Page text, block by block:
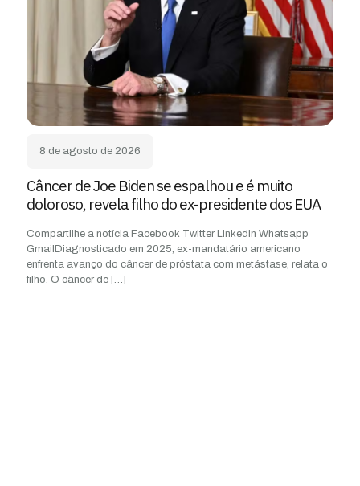
8 de agosto de 2026
Câncer de Joe Biden se espalhou e é muito
doloroso, revela filho do ex-presidente dos EUA
Compartilhe a notícia Facebook Twitter Linkedin Whatsapp
GmailDiagnosticado em 2025, ex-mandatário americano
enfrenta avanço do câncer de próstata com metástase, relata o
filho. O câncer de […]